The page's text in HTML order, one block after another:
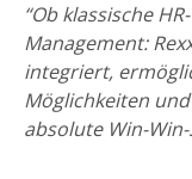
“Ob klassische
Management:
integriert,
Möglichkeiten
absolute Win-